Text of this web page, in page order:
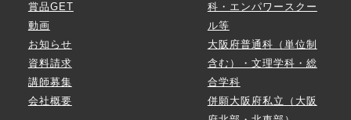
賞品GET
動画
お知らせ
資料請求
講師募集
会社概要
科・エンパワースクー
ル等
大阪府普通科（単位制
含む）・文理学科・総
合学科
併願大阪府私立（大阪